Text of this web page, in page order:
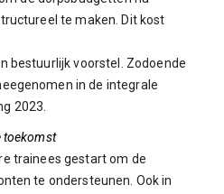
te maken. Dit kost
bestuurlijk voorstel. Zodoende
in de integrale
2023.
toekomst
trainees gestart om de
te ondersteunen. Ook in